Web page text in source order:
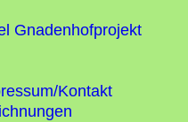
Gnadenhofprojekt
Kontakt